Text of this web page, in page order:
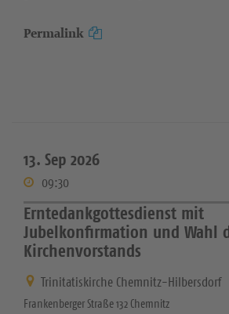
Permalink
13. Sep 2026
09:30
Erntedankgottesdienst mit
Jubelkonfirmation und Wahl
Kirchenvorstands
Trinitatiskirche Chemnitz-Hilbersdorf
Frankenberger Straße 132 Chemnitz